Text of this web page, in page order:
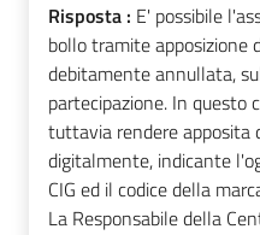
Risposta : E' possibile
bollo tramite apposizione
debitamente annullata,
partecipazione. In questo
tuttavia rendere apposita
digitalmente, indicante
CIG ed il codice della
La Responsabile della